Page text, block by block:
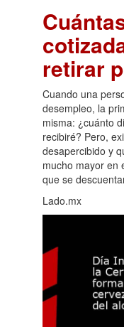
retirar
Cuando una
desempleo, la
misma: ¿cuánto
recibiré? Pero,
desapercibido y
mucho mayor en
que se
Lado.mx